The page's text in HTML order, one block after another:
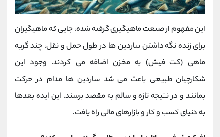
این مفهوم از صنعت ماهیگیری گرفته شده، جایی که ماهیگیران
برای زنده نگه داشتن ساردین‌ ها در طول حمل‌ و نقل، چند گربه‌
ماهی (کت فیش) به مخزن اضافه می کردند. وجود این
شکارچیان طبیعی باعث می ‌شد ساردین ‌ها مدام در حرکت
بمانند و در نتیجه تازه و سالم به مقصد برسند. این ایده بعدها
به دنیای کسب‌ و کار و بازارهای مالی راه یافت.